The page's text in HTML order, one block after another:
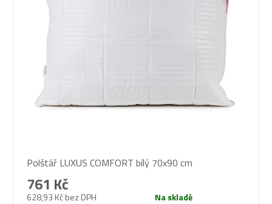
hodnocení
produktu
je
Polštář LUXUS COMFORT bílý 70x90 cm
628,93 Kč bez DPH
761 Kč
Na skladě